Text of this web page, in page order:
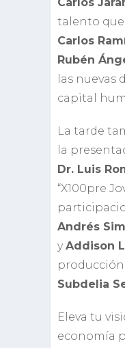
talento que
Carlos
Rubén
las nuevas
capital
La tarde
la
Dr. Luis
“X100pre
Andrés
yAddison
Subdelia
Eleva tu
economía